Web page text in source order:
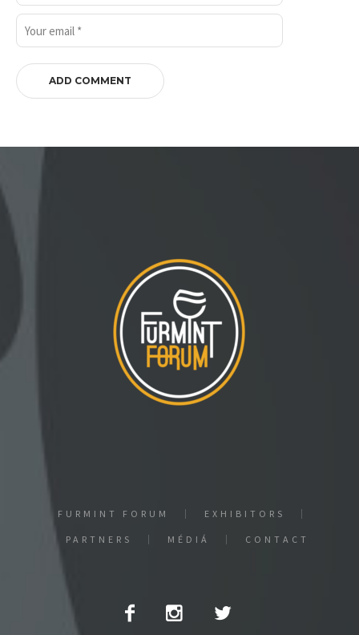
FURMINT FORUM EXHIBITORS
PARTNERS MÉDIÁ CONTACT